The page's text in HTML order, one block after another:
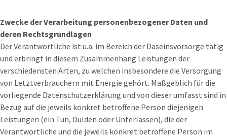
Zwecke der Verarbeitung personenbezogener Daten und
deren Rechtsgrundlagen
Der Verantwortliche ist u.a. im Bereich der Daseinsvorsorge tätig
und erbringt in diesem Zusammenhang Leistungen der
verschiedensten Arten, zu welchen insbesondere die Versorgung
von Letztverbrauchern mit Energie gehört. Maßgeblich für die
vorliegende Datenschutzerklärung und von dieser umfasst sind in
Bezug auf die jeweils konkret betroffene Person diejenigen
Leistungen (ein Tun, Dulden oder Unterlassen), die der
Verantwortliche und die jeweils konkret betroffene Person im